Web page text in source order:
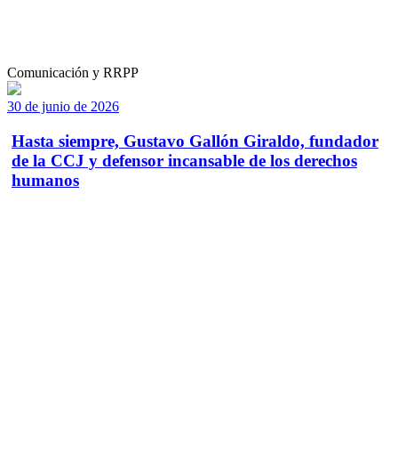
Comunicación y RRPP
30 de junio de 2026
Hasta siempre, Gustavo Gallón Giraldo, fundador
de la CCJ y defensor incansable de los derechos
humanos